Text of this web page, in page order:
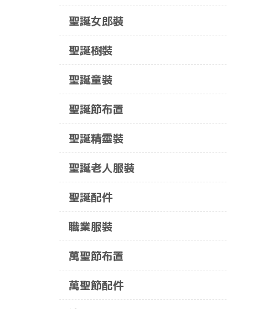
聖誕女郎裝
聖誕樹裝
聖誕童裝
聖誕節布置
聖誕精靈裝
聖誕老人服裝
聖誕配件
職業服裝
萬聖節布置
萬聖節配件